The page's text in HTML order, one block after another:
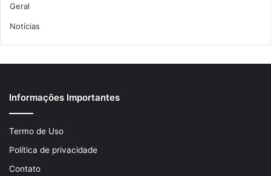
Geral
Notícias
Informações Importantes
Termo de Uso
Política de privacidade
Contato